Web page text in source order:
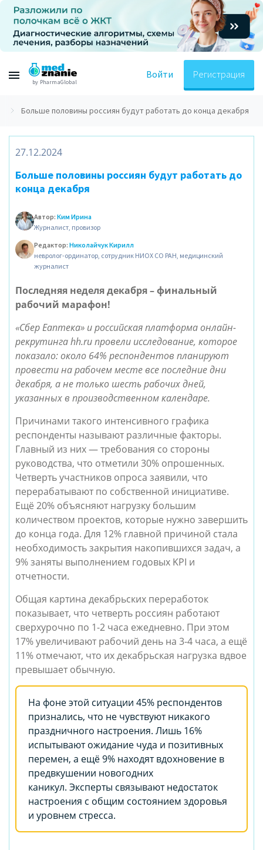
by PharmaGlobal
Войти Регистрация
Больше половины россиян будут работать до конца декабря
27.12.2024
Больше половины россиян будут работать до
конца декабря
Автор: Ким Ирина
Журналист, провизор
Редактор: Николайчук Кирилл
невролог-ординатор, сотрудник НИОХ СО РАН, медицинский
журналист
Последняя неделя декабря – финальный
рабочий марафон!
«Сбер Еаптека» и российская платформа онлайн-
рекрутинга hh.ru провели исследование, которое
показало: около 64% респондентов планируют
провести на рабочем месте все последние дни
декабря, а не только шесть рабочих дней,
указанных в производственном календаре.
Причинами такого интенсивного графика
респонденты называют различные факторы.
Главный из них — требования со стороны
руководства, что отметили 30% опрошенных.
Четверть участников опроса заявили, что
перерабатывают по собственной инициативе.
Ещё 20% объясняют нагрузку большим
количеством проектов, которые нужно завершить
до конца года. Для 12% главной причиной стала
необходимость закрытия накопившихся задач, а
9% заняты выполнением годовых KPI и
отчетности.
Общая картина декабрьских переработок
показывает, что четверть россиян работают
сверхурочно по 1-2 часа ежедневно. При этом
17% увеличивают рабочий день на 3-4 часа, а ещё
11% отмечают, что их декабрьская нагрузка вдвое
превышает обычную.
На фоне этой ситуации 45% респондентов
признались, что не чувствуют никакого
праздничного настроения. Лишь 16%
испытывают ожидание чуда и позитивных
перемен, а ещё 9% находят вдохновение в
предвкушении новогодних
каникул. Эксперты связывают недостаток
настроения с общим состоянием здоровья
и уровнем стресса.